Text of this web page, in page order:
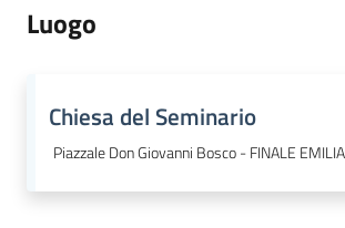
Luogo
Chiesa del Seminario
Piazzale Don Giovanni Bosco - FINALE